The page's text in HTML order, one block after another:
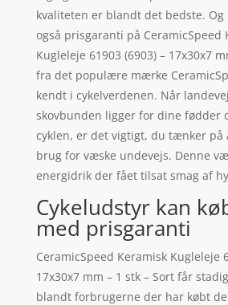
kvaliteten er blandt det bedste. Og
også prisgaranti på CeramicSpeed
Kugleleje 61903 (6903) – 17x30x7
fra det populære mærke
kendt i cykelverdenen. Når
skovbunden ligger for dine fødder
cyklen, er det vigtigt, du tænker på
brug for væske undevejs. Denne
energidrik der fået tilsat smag af
Cykeludstyr kan
med prisgaranti
CeramicSpeed Keramisk Kugleleje
17x30x7 mm – 1 stk – Sort får
blandt forbrugerne der har købt